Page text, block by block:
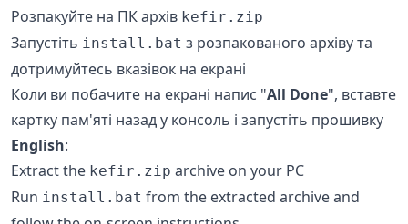
Розпакуйте на ПК архів kefir.zip
Запустіть install.bat з розпакованого архіву та
дотримуйтесь вказівок на екрані
Коли ви побачите на екрані напис "All Done", вставте
картку пам'яті назад у консоль і запустіть прошивку
English:
Extract the kefir.zip archive on your PC
Run install.bat from the extracted archive and